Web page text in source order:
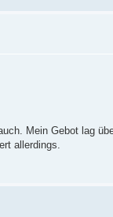
Mein Gebot lag
allerdings.